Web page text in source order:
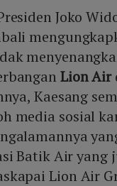
Joko
Lion Air
Kaesang
media sosial
Batik Air yang
Lion Air